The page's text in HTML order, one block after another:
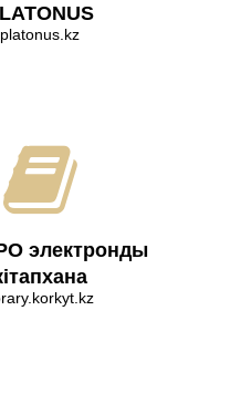
platonus.kz
электронды